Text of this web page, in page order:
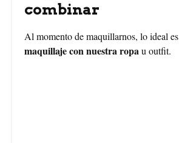
combinar
Al momento de maquillarnos, lo ideal es
maquillaje con nuestra ropau outfit.